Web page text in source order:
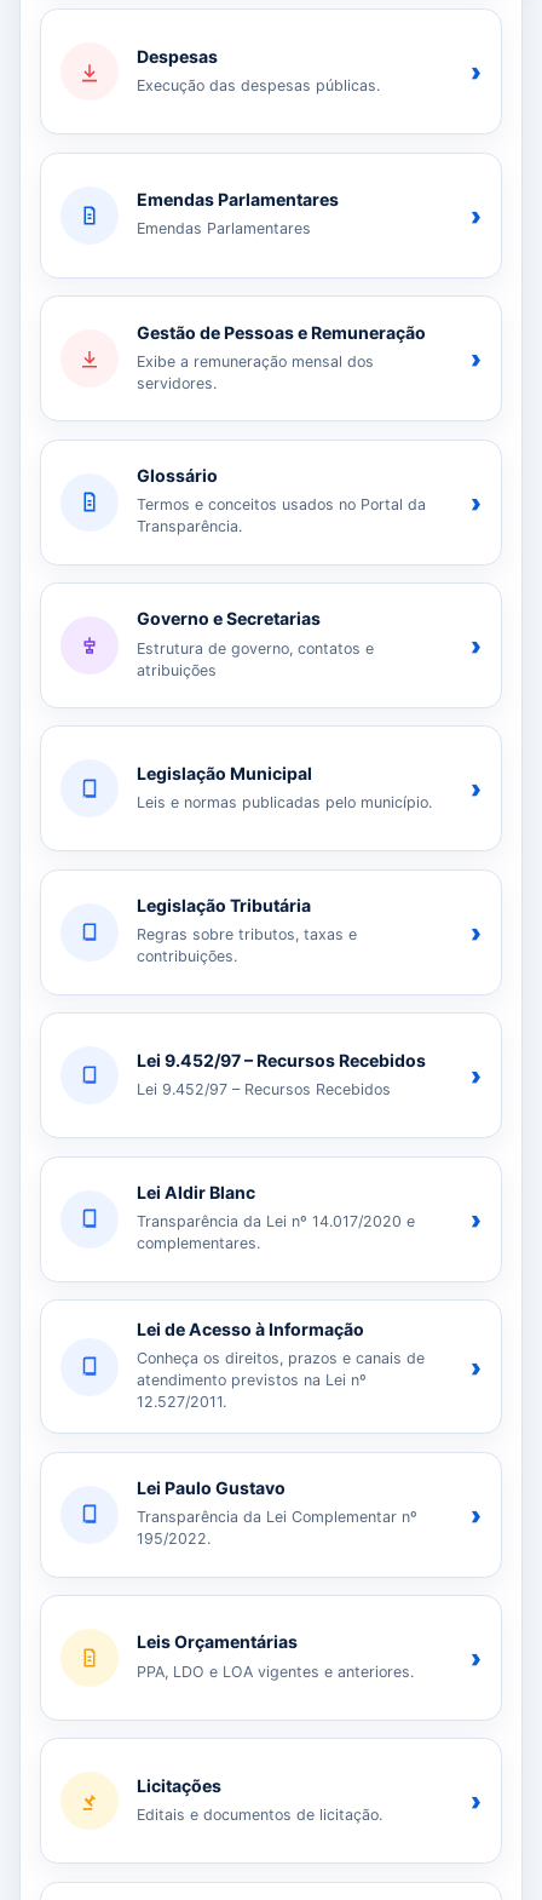
Despesas
Execução das despesas públicas. ›
Emendas Parlamentares
Emendas Parlamentares ›
Gestão de Pessoas e Remuneração
Exibe a remuneração mensal dos
servidores.
›
Glossário
Termos e conceitos usados no Portal da
Transparência.
›
Governo e Secretarias
Estrutura de governo, contatos e
atribuições
›
Legislação Municipal
Leis e normas publicadas pelo município. ›
Legislação Tributária
Regras sobre tributos, taxas e
contribuições.
›
Lei 9.452/97 – Recursos Recebidos
Lei 9.452/97 – Recursos Recebidos ›
Lei Aldir Blanc
Transparência da Lei nº 14.017/2020 e
complementares.
›
Lei de Acesso à Informação
Conheça os direitos, prazos e canais de
atendimento previstos na Lei nº
12.527/2011.
›
Lei Paulo Gustavo
Transparência da Lei Complementar nº
195/2022.
›
Leis Orçamentárias
PPA, LDO e LOA vigentes e anteriores. ›
Licitações
Editais e documentos de licitação. ›